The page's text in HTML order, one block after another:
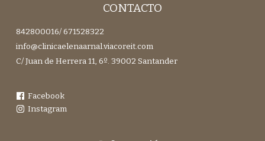
CONTACTO
842800016/ 671528322
info@clinicaelenaarnal.viacoreit.com
C/ Juan de Herrera 11, 6º. 39002 Santander
Facebook
Instagram